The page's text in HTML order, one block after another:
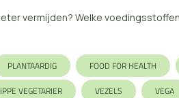
vermijden? Welke
PLANTAARDIG FOOD FOR HEALTH
VEGETARIER VEZELS VEGA